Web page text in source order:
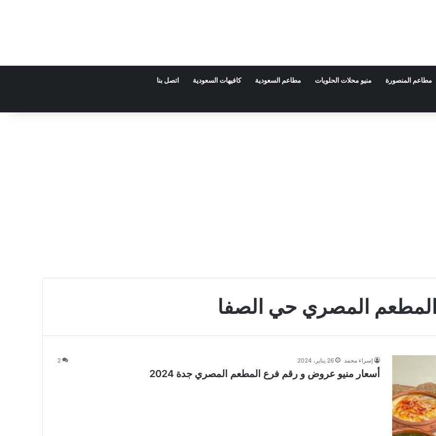
مطاعم المنصورة منيو محلات الحلويات مطاعم السعودية كافيهات السعودية اتصل بنا
المصري حي الصفا
إسراء محمد 26 يناير، 2024 2
أسعار منيو عروض و رقم فرع المطعم المصري جدة 2024